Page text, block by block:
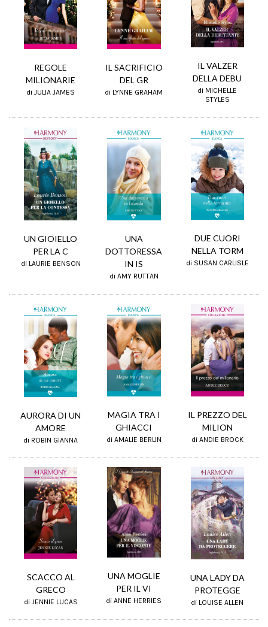
REGOLE
MILIONARIE
di JULIA JAMES
IL SACRIFICIO
DEL GR
di LYNNE GRAHAM
IL VALZER
DELLA DEBU
di MICHELLE
STYLES
UN GIOIELLO
PER LA C
di LAURIE BENSON
UNA
DOTTORESSA
IN IS
di AMY RUTTAN
DUE CUORI
NELLA TORM
di SUSAN CARLISLE
AURORA DI UN
AMORE
di ROBIN GIANNA
MAGIA TRA I
GHIACCI
di AMALIE BERLIN
IL PREZZO DEL
MILION
di ANDIE BROCK
SCACCO AL
GRECO
di JENNIE LUCAS
UNA MOGLIE
PER IL VI
di ANNE HERRIES
UNA LADY DA
PROTEGGE
di LOUISE ALLEN